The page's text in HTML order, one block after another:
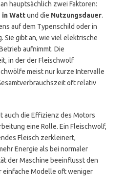
hauptsächlich zwei Faktoren:
in Wattund die Nutzungsdauer.
auf dem Typenschild oder in
Sie gibt an, wie viel elektrische
aufnimmt. Die
in der der Fleischwolf
meist nur kurze Intervalle
oft relativ
auch die Effizienz des Motors
eine Rolle. Ein Fleischwolf,
Fleisch zerkleinert,
Energie als bei normaler
der Maschine beeinflusst den
einfache Modelle oft weniger